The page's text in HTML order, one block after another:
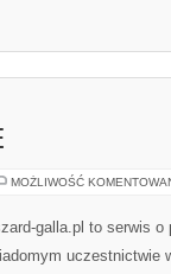
MOŻLIWOŚĆ
galla.pl to serwis
uczestnictwie